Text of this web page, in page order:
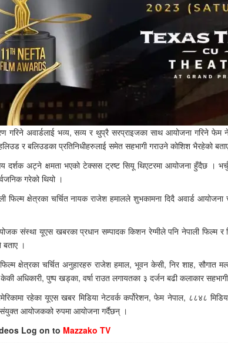
गरिने अवार्डलाई भव्य, सव्य र थुप्रै सरप्राइजका साथ आयोजना गरिने
र बलिउडका प्रतिनिधीहरुलाई समेत सहभागी गराउने कोशिश भैरहेको
दर्शक अट्ने क्षमता भएको टेक्सस ट्रष्ट सियू थिएटरमा आयोजना हुँदैछ ।
गरेको थियो ।
फिल्म क्षेत्रका चर्चित नायक राजेश हमालले शुभकामना दिदै अवार्ड
संस्था यूएस खबरका प्रधान सम्पादक किशन रेग्मीले पनि नेपाली फिल्म र
बताए ।
फिल्म क्षेत्रका चर्चित अनुहारहरु राजेश हमाल, भूवन केसी, निर शाह, सौगात
केकी अधिकारी, पुष्प खड्का, वर्षा राउत लगायतका ३ दर्जन बढी कलाकार
रहेका यूएस खबर मिडिया नेटवर्क कर्पोरेशन, फेम नेपाल, ८८४८
आयोजकको रुपमा आयोजना गर्दैछन् ।
Log on to Mazzako TV